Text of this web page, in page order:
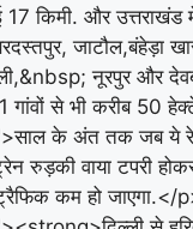
किमी. और
जाटौल,बंहेड़ा
नूरपुर और
गांवों से भी करीब 50
के अंत तक जब ये रेलवे
रुड़की वाया टपरी
कम हो जाएगा.</